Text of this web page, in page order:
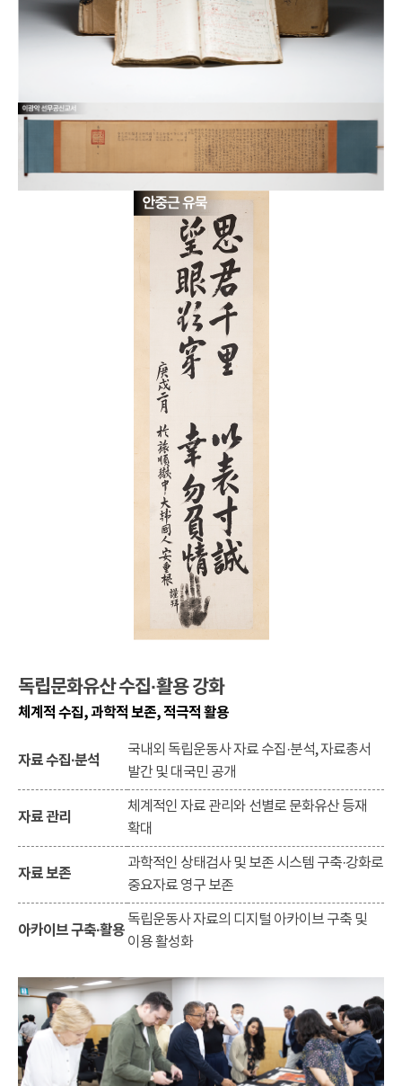
독립문화유산 수집·활용 강화
체계적 수집, 과학적 보존, 적극적 활용
자료 수집·분석
국내외 독립운동사 자료 수집·분석, 자료총서
발간 및 대국민 공개
자료 관리
체계적인 자료 관리와 선별로 문화유산 등재
확대
자료 보존
과학적인 상태검사 및 보존 시스템 구축·강화로
중요자료 영구 보존
아카이브 구축·활용
독립운동사 자료의 디지털 아카이브 구축 및
이용 활성화